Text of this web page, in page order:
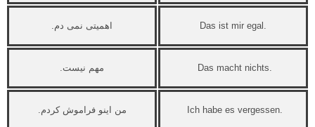
Das ist mir egal. اهمیتی نمی دم.
Das macht nichts. مهم نیست.
Ich habe es vergessen. من اینو فراموش کردم.